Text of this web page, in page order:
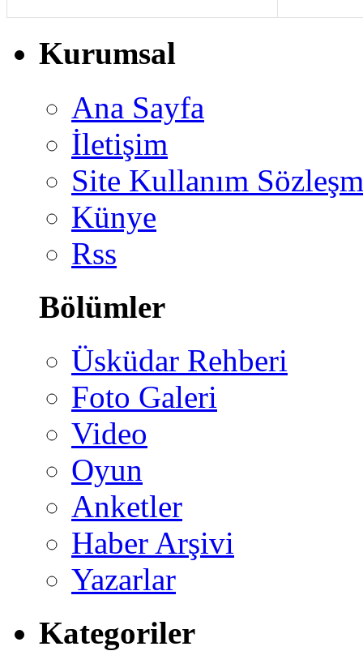
Kurumsal
Ana Sayfa
İletişim
Site Kullanım
Künye
Rss
Bölümler
Üsküdar Rehberi
Foto Galeri
Video
Oyun
Anketler
Haber Arşivi
Yazarlar
Kategoriler